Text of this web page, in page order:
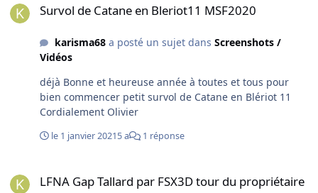
Survol de Catane en Bleriot11 MSF2020
karisma68a posté un sujet dans Screenshots /
Vidéos
déjà Bonne et heureuse année à toutes et tous pour
bien commencer petit survol de Catane en Blériot 11
Cordialement Olivier
le 1 janvier 20215 a 1 réponse
LFNA Gap Tallard par FSX3D tour du propriétaire